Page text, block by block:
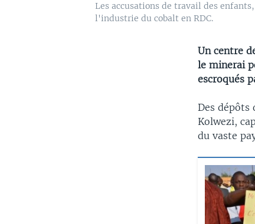
Les accusations de travail des
l'industrie du cobalt en RDC.
Un centre
le minerai
escroqués
Des dépôts
Kolwezi,
du vaste